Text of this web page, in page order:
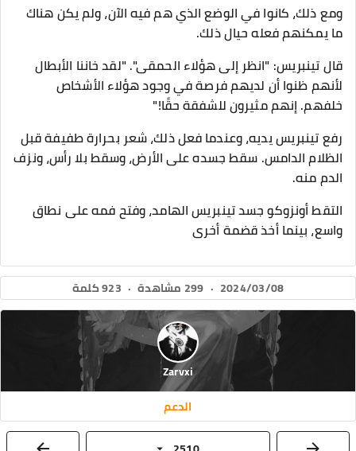
ومع ذلك، كانوا في الوضع الذي هم فيه الآن، ولم يكن هناك
ما يمكنهم فعله حيال ذلك.
قال تينبريس: "انظر إلى هؤلاء الحمقى". "لقد خاننا الأبطال
لأنهم ظنوا أن لديهم فرصة في وجود هؤلاء الأشخاص
خلفهم. إنهم مثيرون للشفقة حقًا!"
رفع تينبريس يديه، وعندما فعل ذلك، شعر بحرارة طفيفة قبل
الظلام الدامس. سقط جسده على الأرض، وسقط بلا رأس، ونزف
الدم منه.
التقط أونزوكو جسد تينبريس الهامد، وفتح فمه على نطاق
واسع، بينما أخذ قضمة أخرى
2024/03/08
· 299 مشاهدة · 923 كلمة
Zarvxi
الدعم